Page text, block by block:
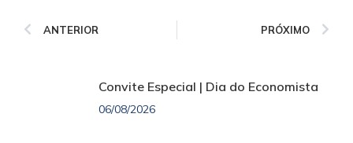
ANTERIOR PRÓXIMO
Convite Especial | Dia do Economista
06/08/2026